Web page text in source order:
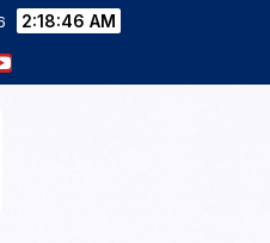
2:18:47 AM